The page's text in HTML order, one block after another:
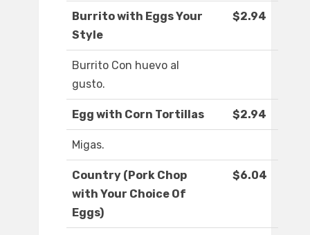
Burrito with Eggs Your
Style
$2.94
Burrito Con huevo al
gusto.
Egg with Corn Tortillas $2.94
Migas.
Country (Pork Chop
with Your Choice Of
Eggs)
$6.04